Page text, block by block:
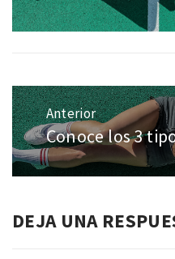
Navegación
de
entradas
Anterior
Entrada
anterior:
Conoce los 3
DEJA UNA